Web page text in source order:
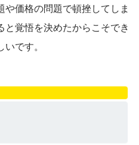
価格の問題で頓挫してしま
と覚悟を決めたからこそでき
です。